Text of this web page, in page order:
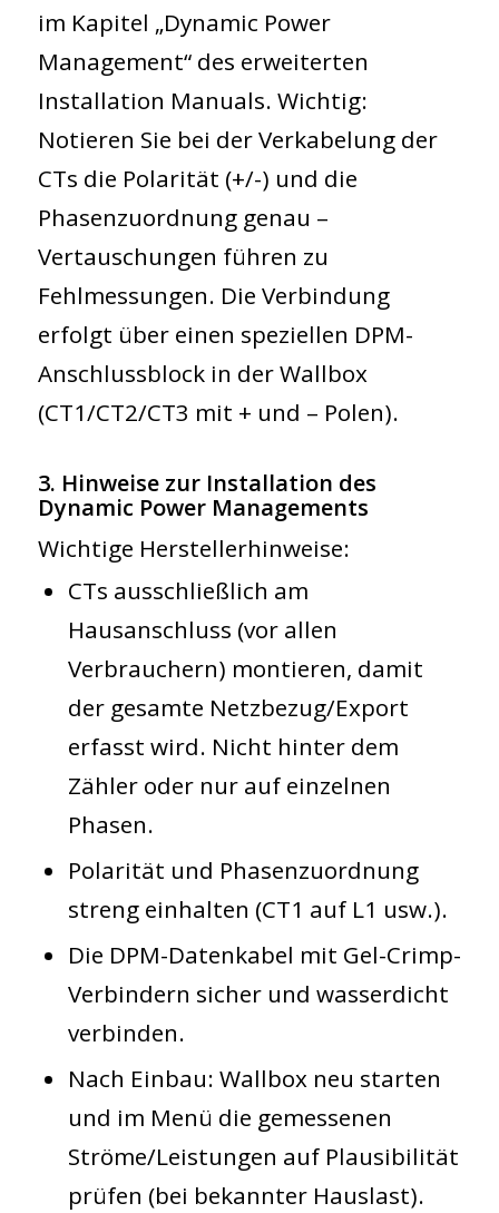
im Kapitel „Dynamic Power
Management“ des erweiterten
Installation Manuals. Wichtig:
Notieren Sie bei der Verkabelung der
CTs die Polarität (+/-) und die
Phasenzuordnung genau –
Vertauschungen führen zu
Fehlmessungen. Die Verbindung
erfolgt über einen speziellen DPM-
Anschlussblock in der Wallbox
(CT1/CT2/CT3 mit + und – Polen).
3. Hinweise zur Installation des
Dynamic Power Managements
Wichtige Herstellerhinweise:
CTs ausschließlich am
Hausanschluss (vor allen
Verbrauchern) montieren, damit
der gesamte Netzbezug/Export
erfasst wird. Nicht hinter dem
Zähler oder nur auf einzelnen
Phasen.
Polarität und Phasenzuordnung
streng einhalten (CT1 auf L1 usw.).
Die DPM-Datenkabel mit Gel-Crimp-
Verbindern sicher und wasserdicht
verbinden.
Nach Einbau: Wallbox neu starten
und im Menü die gemessenen
Ströme/Leistungen auf Plausibilität
prüfen (bei bekannter Hauslast).